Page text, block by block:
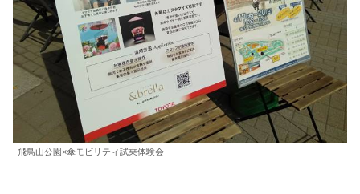
飛鳥山公園×傘モビリティ試乗体験会